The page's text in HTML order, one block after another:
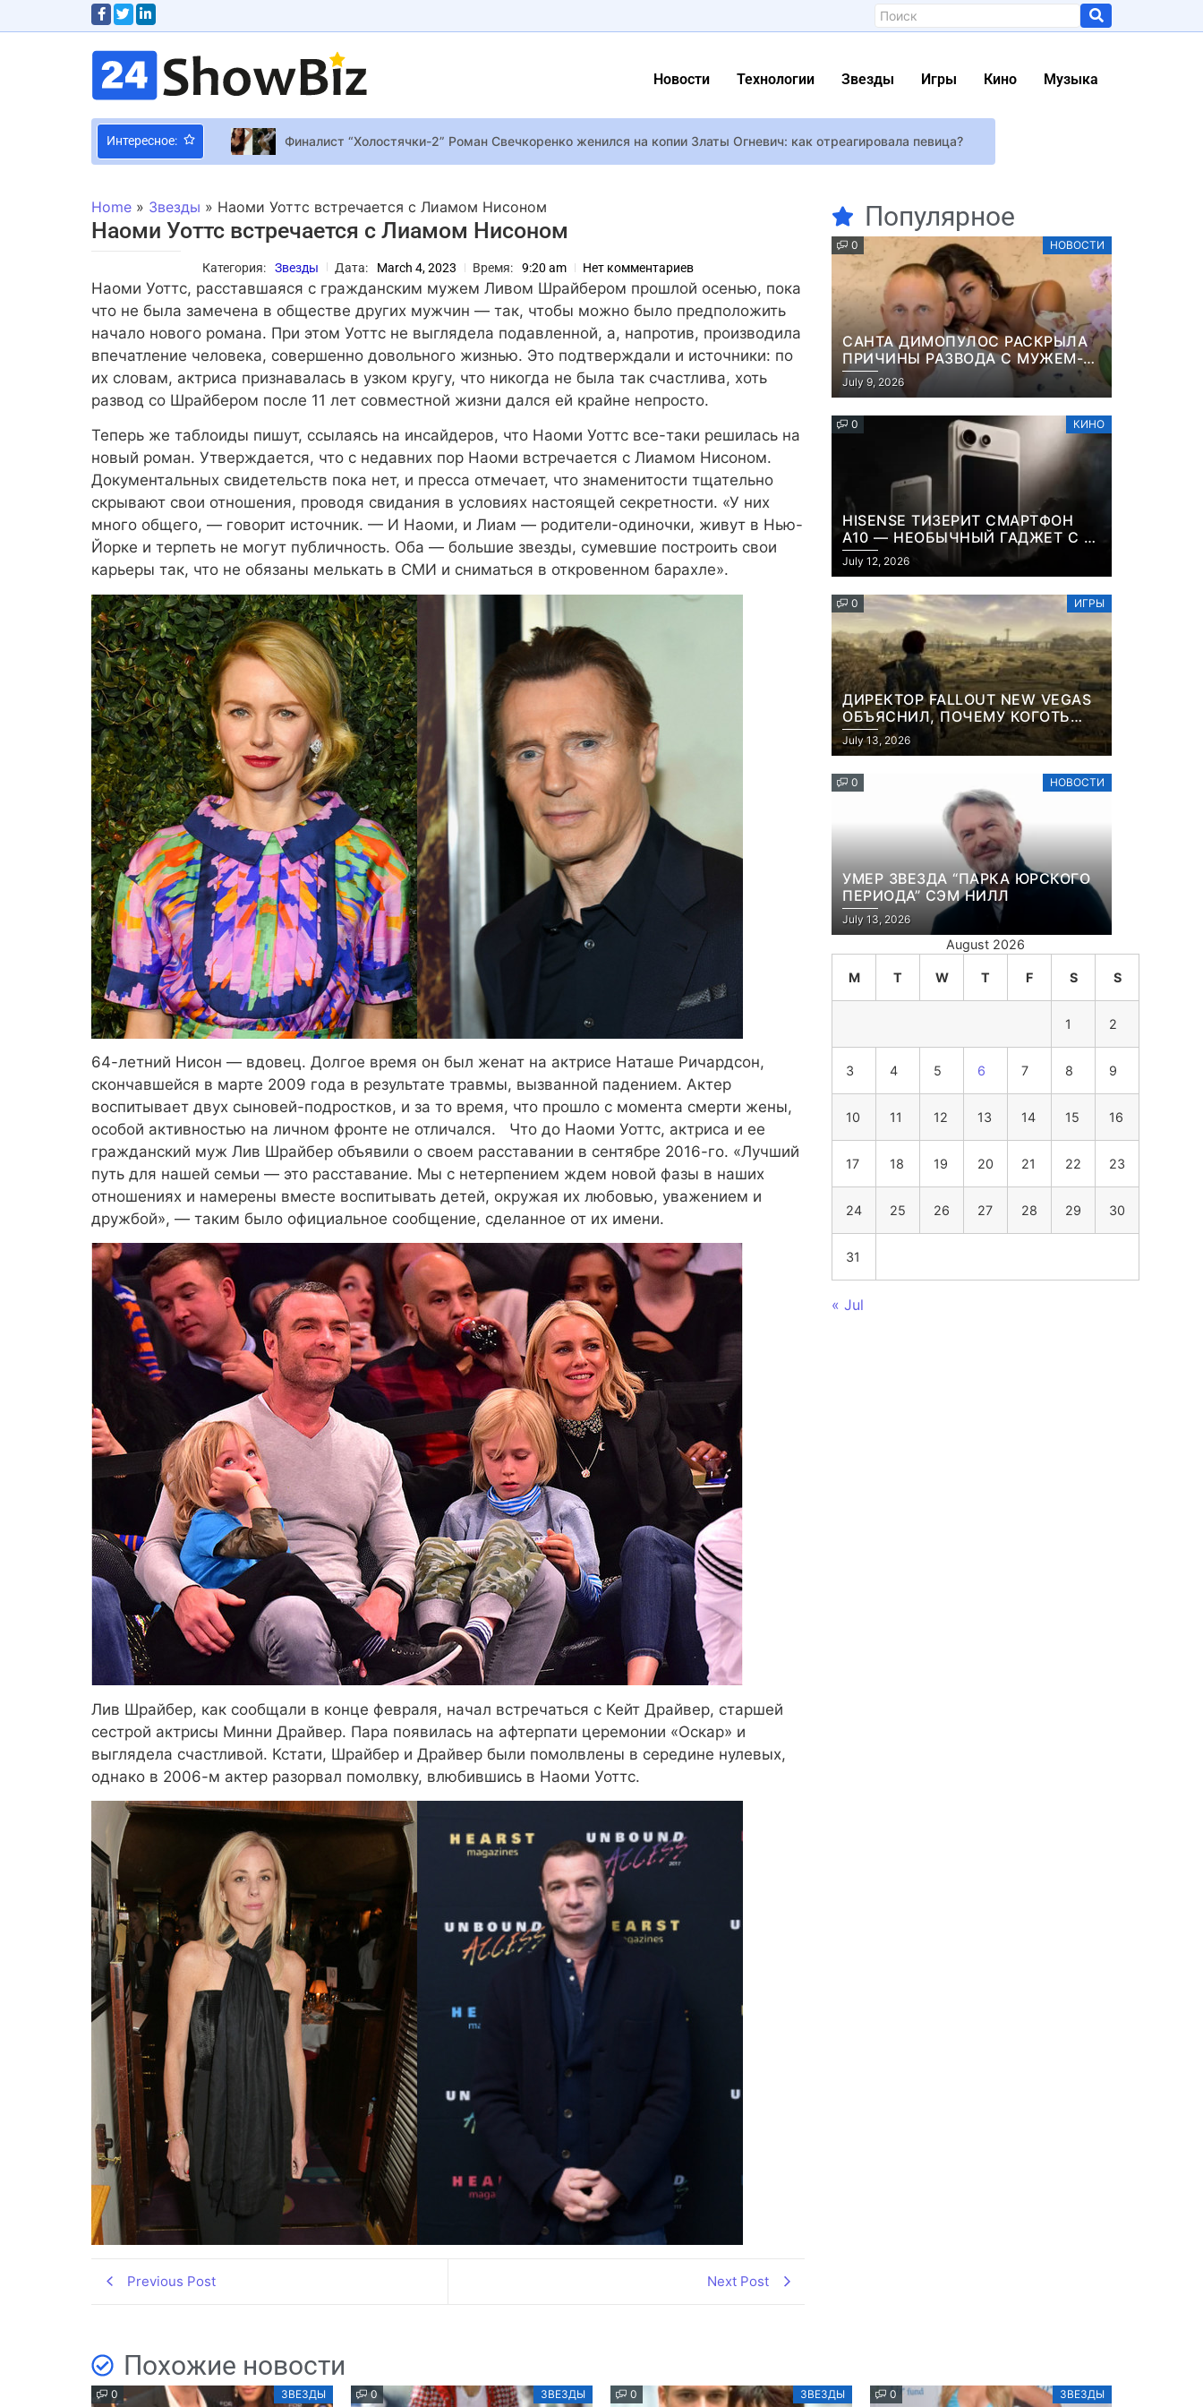
Новости Технологии Звезды Игры Кино Музыка
Интересное:
Финалист “Холостячки-2” Роман Свечкоренко женился на копии Златы Огневич: как отреагировала певица?
Притула в день своего 45-летия показал жену и четырех детей от двух браков
“Я – садовая фея”: Тина Кароль призналась, какой сорт яблок любит и похвасталась урожаем
Мисс упругие ягодицы и стальной пресс: спортивный образ Николь Шерзингер на Гавайях
Победительница Нацотбора LELÉKA заявила, что хочет передать кубок LAUD
10 минут геймплея отменённого дополнения Awakening для Quake 4 попали в сеть
Atari выкупила права на первые пять игр серии Wizardry и планирует возродить 45-летнюю франшизу
После скандала концерт во Дворце спорта 24 февраля отменили
Home » Звезды » Наоми Уоттс встречается с Лиамом Нисоном
Наоми Уоттс встречается с Лиамом Нисоном
Категория: Звезды Дата: March 4, 2023 Время: 9:20 am Нет комментариев
Наоми Уоттс, расставшаяся с гражданским мужем Ливом Шрайбером прошлой осенью, пока
что не была замечена в обществе других мужчин — так, чтобы можно было предположить
начало нового романа. При этом Уоттс не выглядела подавленной, а, напротив, производила
впечатление человека, совершенно довольного жизнью. Это подтверждали и источники: по
их словам, актриса признавалась в узком кругу, что никогда не была так счастлива, хоть
развод со Шрайбером после 11 лет совместной жизни дался ей крайне непросто.
Теперь же таблоиды пишут, ссылаясь на инсайдеров, что Наоми Уоттс все-таки решилась на
новый роман. Утверждается, что с недавних пор Наоми встречается с Лиамом Нисоном.
Документальных свидетельств пока нет, и пресса отмечает, что знаменитости тщательно
скрывают свои отношения, проводя свидания в условиях настоящей секретности. «У них
много общего, — говорит источник. — И Наоми, и Лиам — родители-одиночки, живут в Нью-
Йорке и терпеть не могут публичность. Оба — большие звезды, сумевшие построить свои
карьеры так, что не обязаны мелькать в СМИ и сниматься в откровенном барахле».
64-летний Нисон — вдовец. Долгое время он был женат на актрисе Наташе Ричардсон,
скончавшейся в марте 2009 года в результате травмы, вызванной падением. Актер
воспитывает двух сыновей-подростков, и за то время, что прошло с момента смерти жены,
особой активностью на личном фронте не отличался. Что до Наоми Уоттс, актриса и ее
гражданский муж Лив Шрайбер объявили о своем расставании в сентябре 2016-го. «Лучший
путь для нашей семьи — это расставание. Мы с нетерпением ждем новой фазы в наших
отношениях и намерены вместе воспитывать детей, окружая их любовью, уважением и
дружбой», — таким было официальное сообщение, сделанное от их имени.
Лив Шрайбер, как сообщали в конце февраля, начал встречаться с Кейт Драйвер, старшей
сестрой актрисы Минни Драйвер. Пара появилась на афтерпати церемонии «Оскар» и
выглядела счастливой. Кстати, Шрайбер и Драйвер были помолвлены в середине нулевых,
однако в 2006-м актер разорвал помолвку, влюбившись в Наоми Уоттс.
Previous Post Next Post
Популярное
0 НОВОСТИ
САНТА ДИМОПУЛОС РАСКРЫЛА
ПРИЧИНЫ РАЗВОДА С МУЖЕМ-
БИЗНЕСМЕНОМ
July 9, 2026
0 КИНО
HISENSE ТИЗЕРИТ СМАРТФОН
A10 — НЕОБЫЧНЫЙ ГАДЖЕТ С E-
INK-ЭКРАНОМ И СЪЕМНОЙ LCD-
ПАНЕЛЬЮ ДЛЯ ЦВЕТНОГО
July 12, 2026
0 ИГРЫ
ДИРЕКТОР FALLOUT NEW VEGAS
ОБЪЯСНИЛ, ПОЧЕМУ КОГОТЬ
СМЕРТИ У КАРЬЕРА НАМЕРЕННО
СНОСИТ ВАМ ГОЛОВУ
July 13, 2026
0 НОВОСТИ
УМЕР ЗВЕЗДА “ПАРКА ЮРСКОГО
ПЕРИОДА” СЭМ НИЛЛ
July 13, 2026
August 2026
M T W T F S S
1 2
3 4 5 6 7 8 9
10 11 12 13 14 15 16
17 18 19 20 21 22 23
24 25 26 27 28 29 30
31
« Jul
Похожие новости
0 ЗВЕЗДЫ 0 ЗВЕЗДЫ 0 ЗВЕЗДЫ 0 ЗВЕЗДЫ